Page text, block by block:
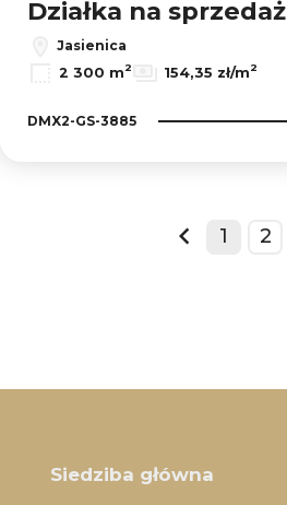
Działka na sprzedaż
Jasienica
2 300 m2 154,35 zł/m2
DMX2-GS-3885
prev
1 2
Siedziba główna